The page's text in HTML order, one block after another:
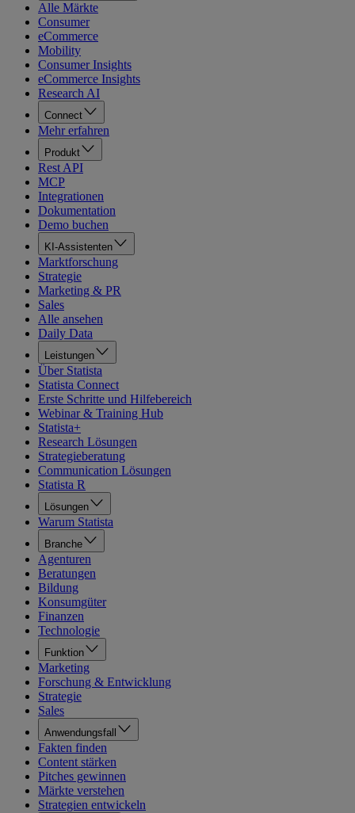
Alle Märkte
Consumer
eCommerce
Mobility
Consumer Insights
eCommerce Insights
Research AI
Connect
Mehr erfahren
Produkt
Rest API
MCP
Integrationen
Dokumentation
Demo buchen
KI-Assistenten
Marktforschung
Strategie
Marketing & PR
Sales
Alle ansehen
Daily Data
Leistungen
Über Statista
Statista Connect
Erste Schritte und Hilfebereich
Webinar & Training Hub
Statista+
Research Lösungen
Strategieberatung
Communication Lösungen
Statista R
Lösungen
Warum Statista
Branche
Agenturen
Beratungen
Bildung
Konsumgüter
Finanzen
Technologie
Funktion
Marketing
Forschung & Entwicklung
Strategie
Sales
Anwendungsfall
Fakten finden
Content stärken
Pitches gewinnen
Märkte verstehen
Strategien entwickeln